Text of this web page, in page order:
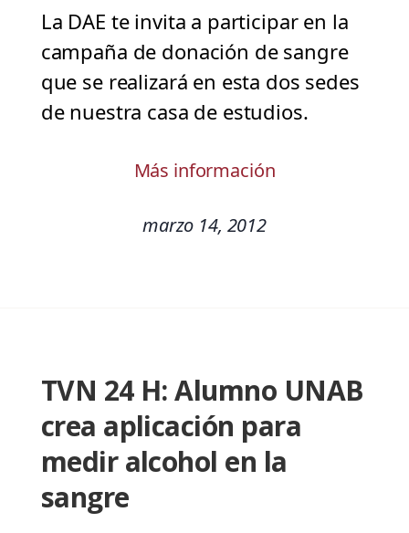
La DAE te invita a participar en la
campaña de donación de sangre
que se realizará en esta dos sedes
de nuestra casa de estudios.
Más información
marzo 14, 2012
TVN 24 H: Alumno UNAB
crea aplicación para
medir alcohol en la
sangre